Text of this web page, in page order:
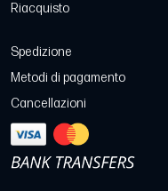
Riacquisto
Spedizione
Metodi di pagamento
Cancellazioni